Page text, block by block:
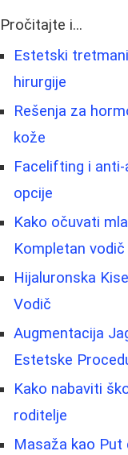
Pročitajte i...
Estetski
hirurgije
Rešenja za
kože
Facelifting i
opcije
Kako očuvati
Kompletan vodič
Hijaluronska
Vodič
Augmentacija
Estetske
Kako nabaviti
roditelje
Masaža kao Put